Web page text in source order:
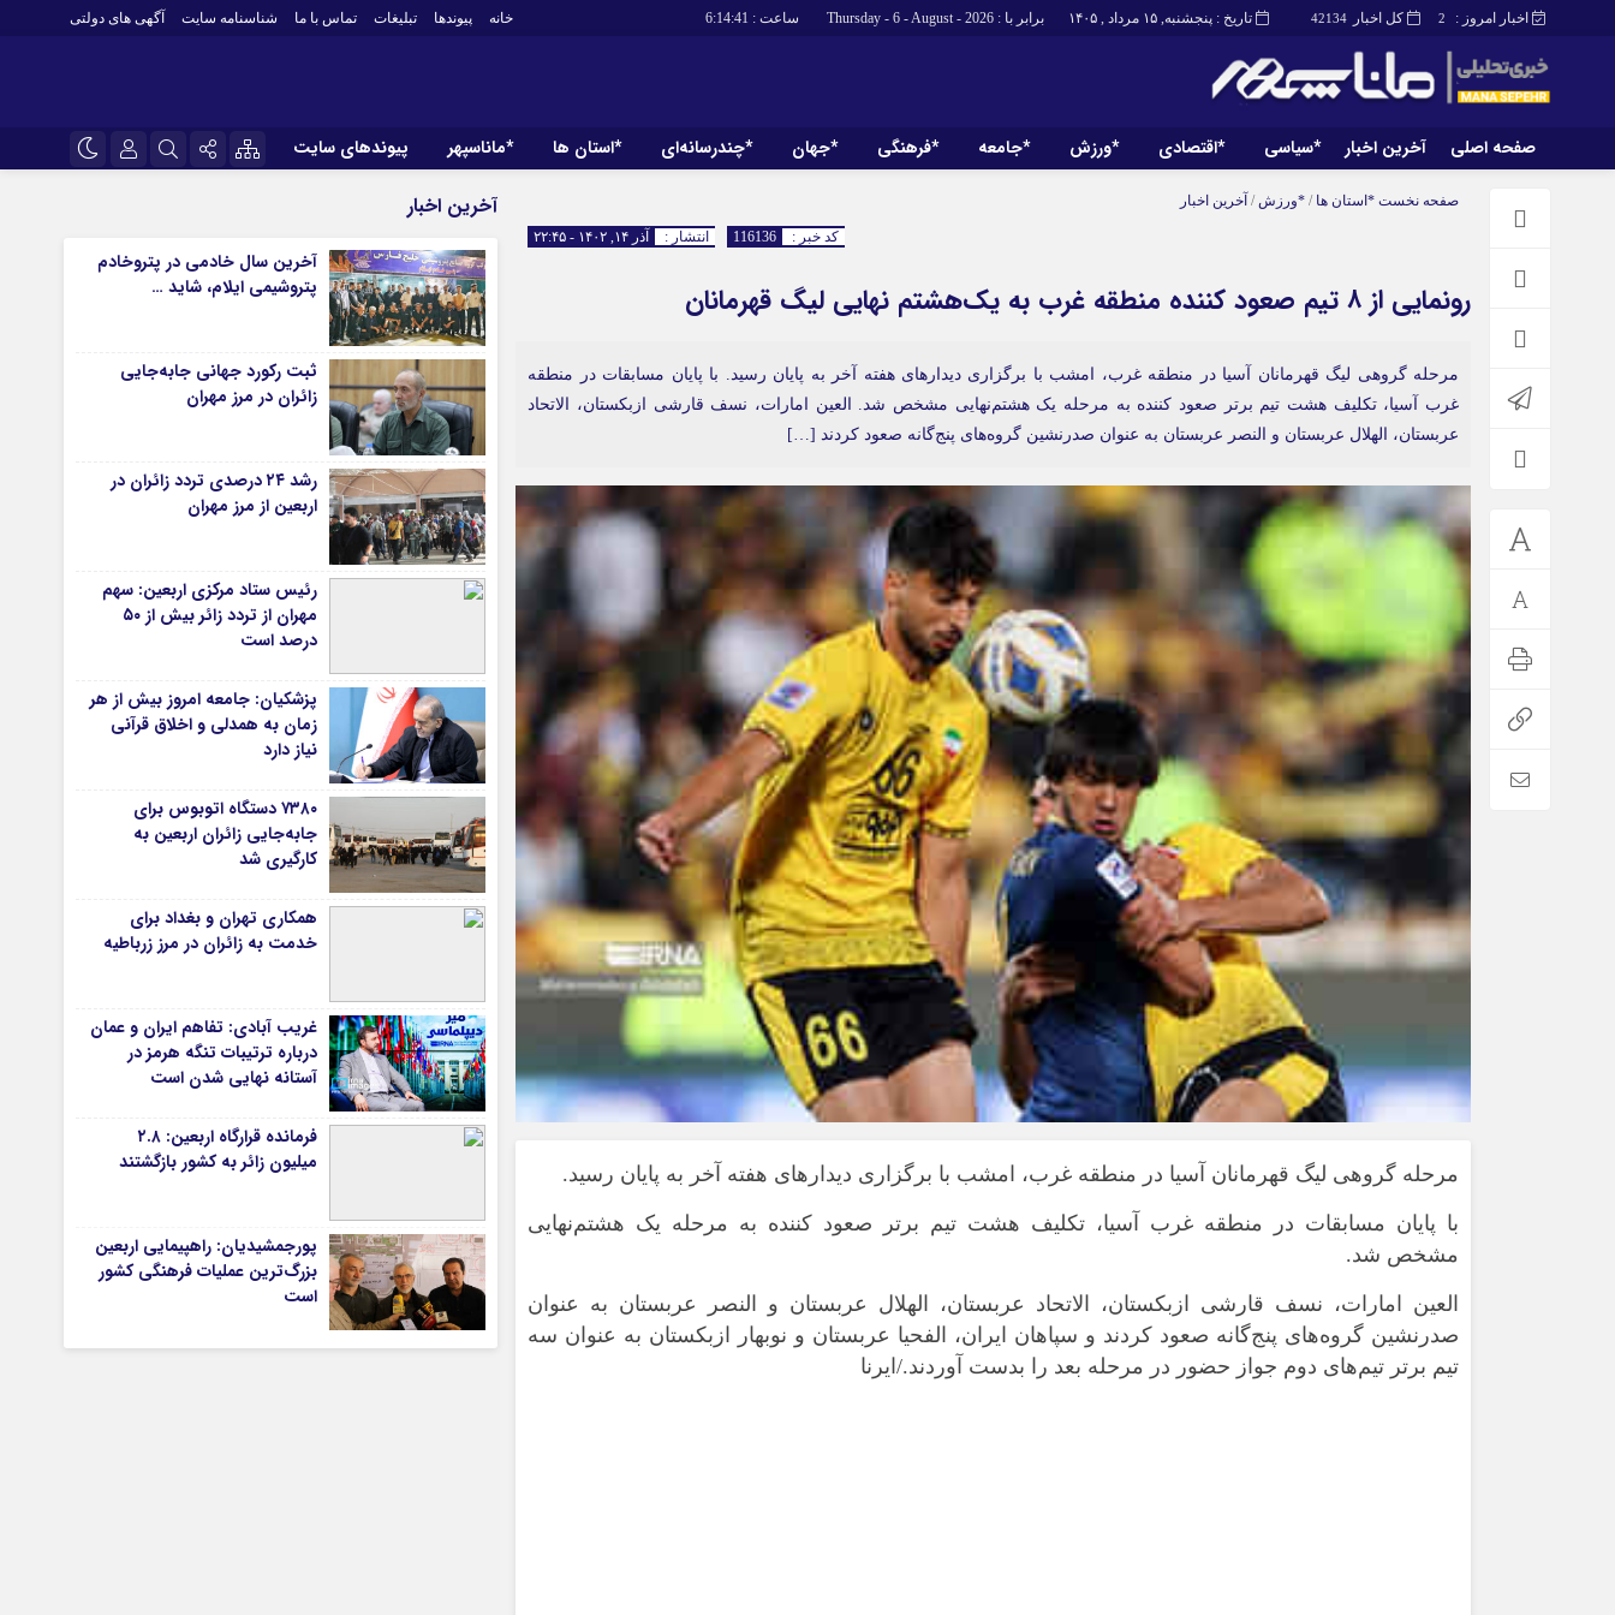
کل اخبار 42134 اخبار امروز : 2 تاریخ : پنجشنبه, ۱۵ مرداد , ۱۴۰۵ برابر با : Thursday - 6 - August - 2026 ساعت : 6:14:42 خانه پیوندها تبلیغات تماس با ما شناسنامه سایت آگهی های دولتی
صفحه اصلی آخرین اخبار *سیاسی *اقتصادی *ورزش *جامعه *فرهنگی *جهان *چندرسانه‌ای *استان ها *ماناسپهر پیوندهای سایت
سروش
ایتا
آپارات
رمز عبور
مرا به خاطر بسپار
صفحه اصلی آخرین اخبار
مجلس
احزاب و تشکلها
بانک ها
اخبار بورس
ارتباطات و فن آوری اطلاعات
تبلیغات
باشگاه پرسپولیس
باشگاه استقلال
کشتی و وزنه‌برداری
ورزشهای رزمی
ورزش زنان
سایر حوزه ها
*جامعه
دانشگاه
آموزش و پرورش
بهداشت و درمان
حوادث، انتظامی
شهری و رفاهی
شهرداری و شورای شهر
ایثار و شهادت
دفاع مقدس
*جهان
بین الملل
آسیای غربی
آمریکا و اروپا
*چندرسانه‌ای
فیلم
گالری
اینفوگرافی
صوت و فیلم
*استان ها
آذربایجان شرقی
آذربایجان غربی
اردبیل
اصفهان
بوشهر
خراسان رضوی
خوزستان
زنجان
*ماناسپهر
اطلاعیه
پیام تبریک ماناسپهر
پیوندهای سایت
صفحه نخست *استان ها / *ورزش/ آخرین اخبار
انتشار : آذر ۱۴, ۱۴۰۲ - ۲۲:۴۵ کد خبر : 116136
رونمایی از ۸ تیم صعود کننده منطقه غرب به یک‌هشتم نهایی لیگ قهرمانان
مرحله گروهی لیگ قهرمانان آسیا در منطقه غرب، امشب با برگزاری دیدارهای هفته آخر به پایان رسید. با پایان مسابقات در منطقه
غرب آسیا، تکلیف هشت تیم برتر صعود کننده به مرحله یک هشتم‌نهایی مشخص شد. العین امارات، نسف قارشی ازبکستان، الاتحاد
عربستان، الهلال عربستان و النصر عربستان به عنوان صدرنشین گروه‌های پنج‌گانه صعود کردند […]
مرحله گروهی لیگ قهرمانان آسیا در منطقه غرب، امشب با برگزاری دیدارهای هفته آخر به پایان رسید.
با پایان مسابقات در منطقه غرب آسیا، تکلیف هشت تیم برتر صعود کننده به مرحله یک هشتم‌نهایی
مشخص شد.
العین امارات، نسف قارشی ازبکستان، الاتحاد عربستان، الهلال عربستان و النصر عربستان به عنوان
صدرنشین گروه‌های پنج‌گانه صعود کردند و سپاهان ایران، الفحیا عربستان و نوبهار ازبکستان به عنوان سه
تیم برتر تیم‌های دوم جواز حضور در مرحله بعد را بدست آوردند./ایرنا
آخرین اخبار
آخرین سال خادمی در پتروخادم
پتروشیمی ایلام، شاید …
ثبت رکورد جهانی جابه‌جایی
زائران در مرز مهران
رشد ۲۴ درصدی تردد زائران در
اربعین از مرز مهران
رئیس ستاد مرکزی اربعین: سهم
مهران از تردد زائر بیش از ۵۰
درصد است
پزشکیان: جامعه امروز بیش از هر
زمان به همدلی و اخلاق قرآنی
نیاز دارد
۷۳۸۰ دستگاه اتوبوس برای
جابه‌جایی زائران اربعین به‌
کارگیری شد
همکاری تهران و بغداد برای
خدمت به زائران در مرز زرباطیه
غریب آبادی: تفاهم ایران و عمان
درباره ترتیبات تنگه هرمز در
آستانه نهایی شدن است
فرمانده قرارگاه اربعین: ۲.۸
میلیون زائر به کشور بازگشتند
پورجمشیدیان: راهپیمایی اربعین
بزرگ‌ترین عملیات فرهنگی کشور
است